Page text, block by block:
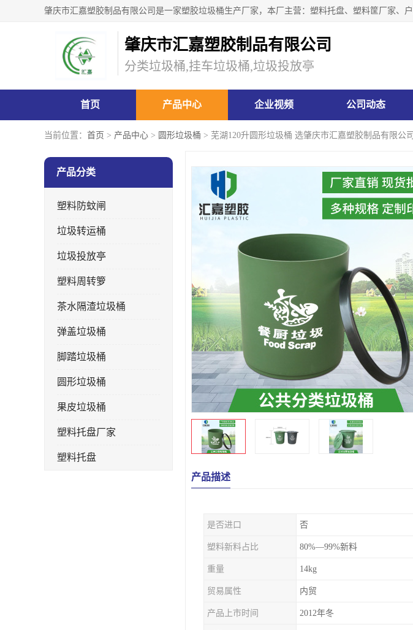
肇庆市汇嘉塑胶制品有限公司
分类垃圾桶,挂车垃圾桶,垃圾投放亭
首页 产品中心 企业视频 公司动态
当前位置： 首页 > 产品中心 > 圆形垃圾桶 > 芜湖120升圆形垃圾桶 选肇庆市汇嘉塑胶制品有限公司
产品分类
塑料防蚊闸
垃圾转运桶
垃圾投放亭
塑料周转箩
茶水隔渣垃圾桶
弹盖垃圾桶
脚踏垃圾桶
圆形垃圾桶
果皮垃圾桶
塑料托盘厂家
塑料托盘
产品描述
是否进口 否
塑料新料占比 80%—99%新料
重量 14kg
贸易属性 内贸
产品上市时间 2012年冬